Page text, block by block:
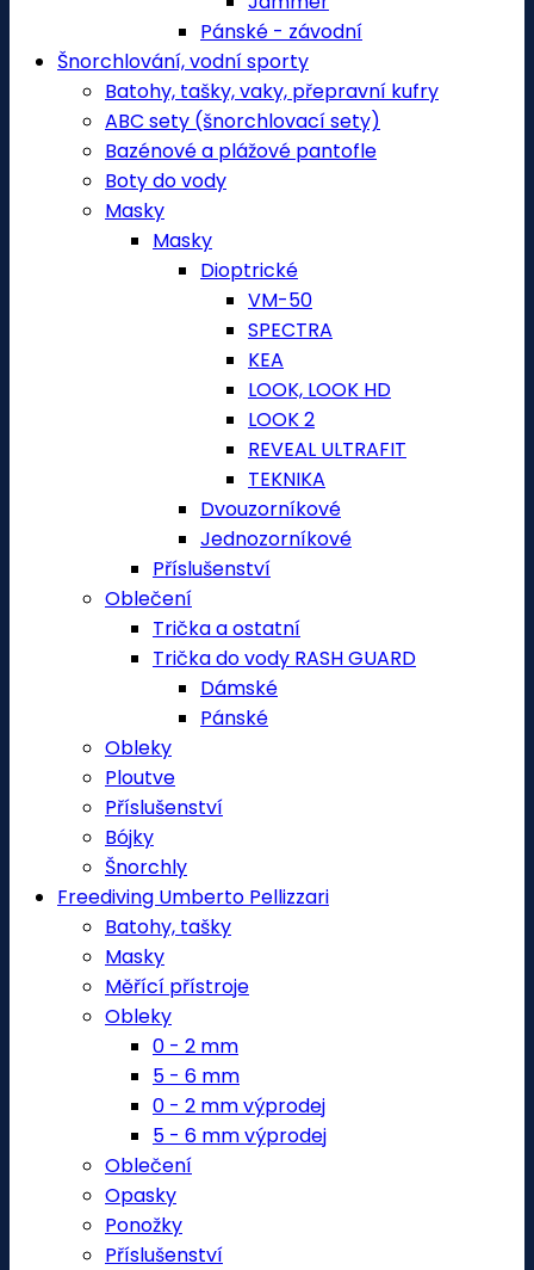
Pánské - závodní
Šnorchlování, vodní sporty
Batohy, tašky, vaky, přepravní kufry
ABC sety (šnorchlovací sety)
Bazénové a plážové pantofle
Boty do vody
Masky
Masky
Dioptrické
VM-50
SPECTRA
KEA
LOOK, LOOK HD
LOOK 2
REVEAL ULTRAFIT
TEKNIKA
Dvouzorníkové
Jednozorníkové
Příslušenství
Oblečení
Trička a ostatní
Trička do vody RASH GUARD
Dámské
Pánské
Obleky
Ploutve
Příslušenství
Bójky
Šnorchly
Freediving Umberto Pellizzari
Batohy, tašky
Masky
Měřící přístroje
Obleky
0 - 2 mm
5 - 6 mm
0 - 2 mm výprodej
5 - 6 mm výprodej
Oblečení
Opasky
Ponožky
Příslušenství